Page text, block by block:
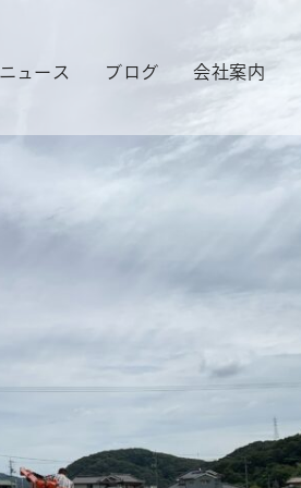
ニュース ブログ 会社案内